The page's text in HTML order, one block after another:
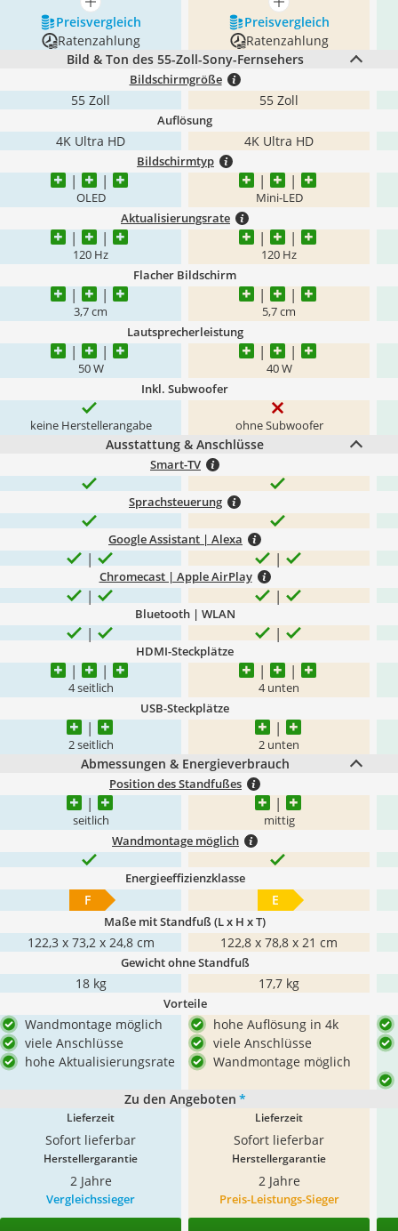
mehr anzeigen
mehr anzeigen
Preis­vergleich
Preis­vergleich
Ratenzahlung
Ratenzahlung
Bild & Ton des 55-Zoll-Sony-Fernsehers
Bildschirmgröße
55 Zoll 55 Zoll
Auflösung
4K Ultra HD 4K Ultra HD
Bildschirmtyp
OLED Mini-LED
Aktualisierungsrate
120 Hz 120 Hz
Flacher Bildschirm
3,7 cm 5,7 cm
Lautsprecherleistung
50 W 40 W
Inkl. Subwoofer
keine Herstellerangabe ohne Subwoofer
Ausstattung & Anschlüsse
Smart-TV
Sprachsteuerung
Google Assistant | Alexa
Chromecast | Apple AirPlay
Bluetooth | WLAN
HDMI-Steckplätze
4 seitlich 4 unten
USB-Steckplätze
2 seitlich 2 unten
Abmessungen & Energieverbrauch
Position des Standfußes
seitlich mittig
Wandmontage möglich
Energieeffizienzklasse
F E
Maße mit Standfuß (L x H x T)
122,3 x 73,2 x 24,8 cm 122,8 x 78,8 x 21 cm
Gewicht ohne Standfuß
18 kg 17,7 kg
Vorteile
Wandmontage möglich
viele Anschlüsse
hohe Aktualisierungsrate
hohe Auflösung in 4k
viele Anschlüsse
Wandmontage möglich
Zu den Angeboten *
Lieferzeit
Sofort lieferbar
Lieferzeit
Sofort lieferbar
Herstellergarantie
2 Jahre
Herstellergarantie
2 Jahre
Vergleichssieger Preis-Leistungs-Sieger